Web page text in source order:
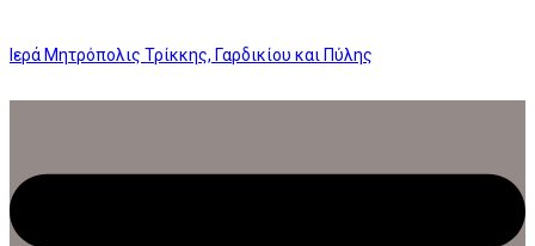
Ιερά Μητρόπολις Τρίκκης, Γαρδικίου και Πύλης